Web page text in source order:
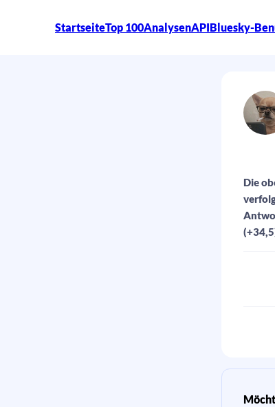
StartseiteTop 100AnalysenAPIBluesky-
Die